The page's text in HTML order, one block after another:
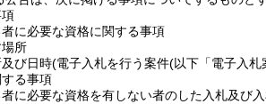
に必要な資格に関する事項
所
び日時(電子入札を行う案件(以下「電子入札
る事項
に必要な資格を有しない者のした入札及び